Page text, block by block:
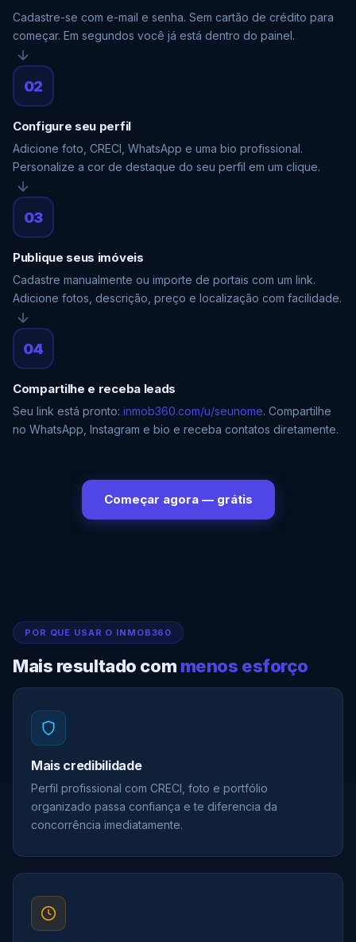
Cadastre-se com e-mail e senha. Sem cartão de crédito para
começar. Em segundos você já está dentro do painel.
02
Configure seu perfil
Adicione foto, CRECI, WhatsApp e uma bio profissional.
Personalize a cor de destaque do seu perfil em um clique.
03
Publique seus imóveis
Cadastre manualmente ou importe de portais com um link.
Adicione fotos, descrição, preço e localização com facilidade.
04
Compartilhe e receba leads
Seu link está pronto: inmob360.com/u/seunome. Compartilhe
no WhatsApp, Instagram e bio e receba contatos diretamente.
Começar agora — grátis
POR QUE USAR O INMOB360
Mais resultado com menos esforço
Mais credibilidade
Perfil profissional com CRECI, foto e portfólio
organizado passa confiança e te diferencia da
concorrência imediatamente.